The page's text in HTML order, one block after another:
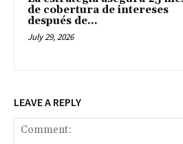
de cobertura de intereses
después de...
July 29, 2026
LEAVE A REPLY